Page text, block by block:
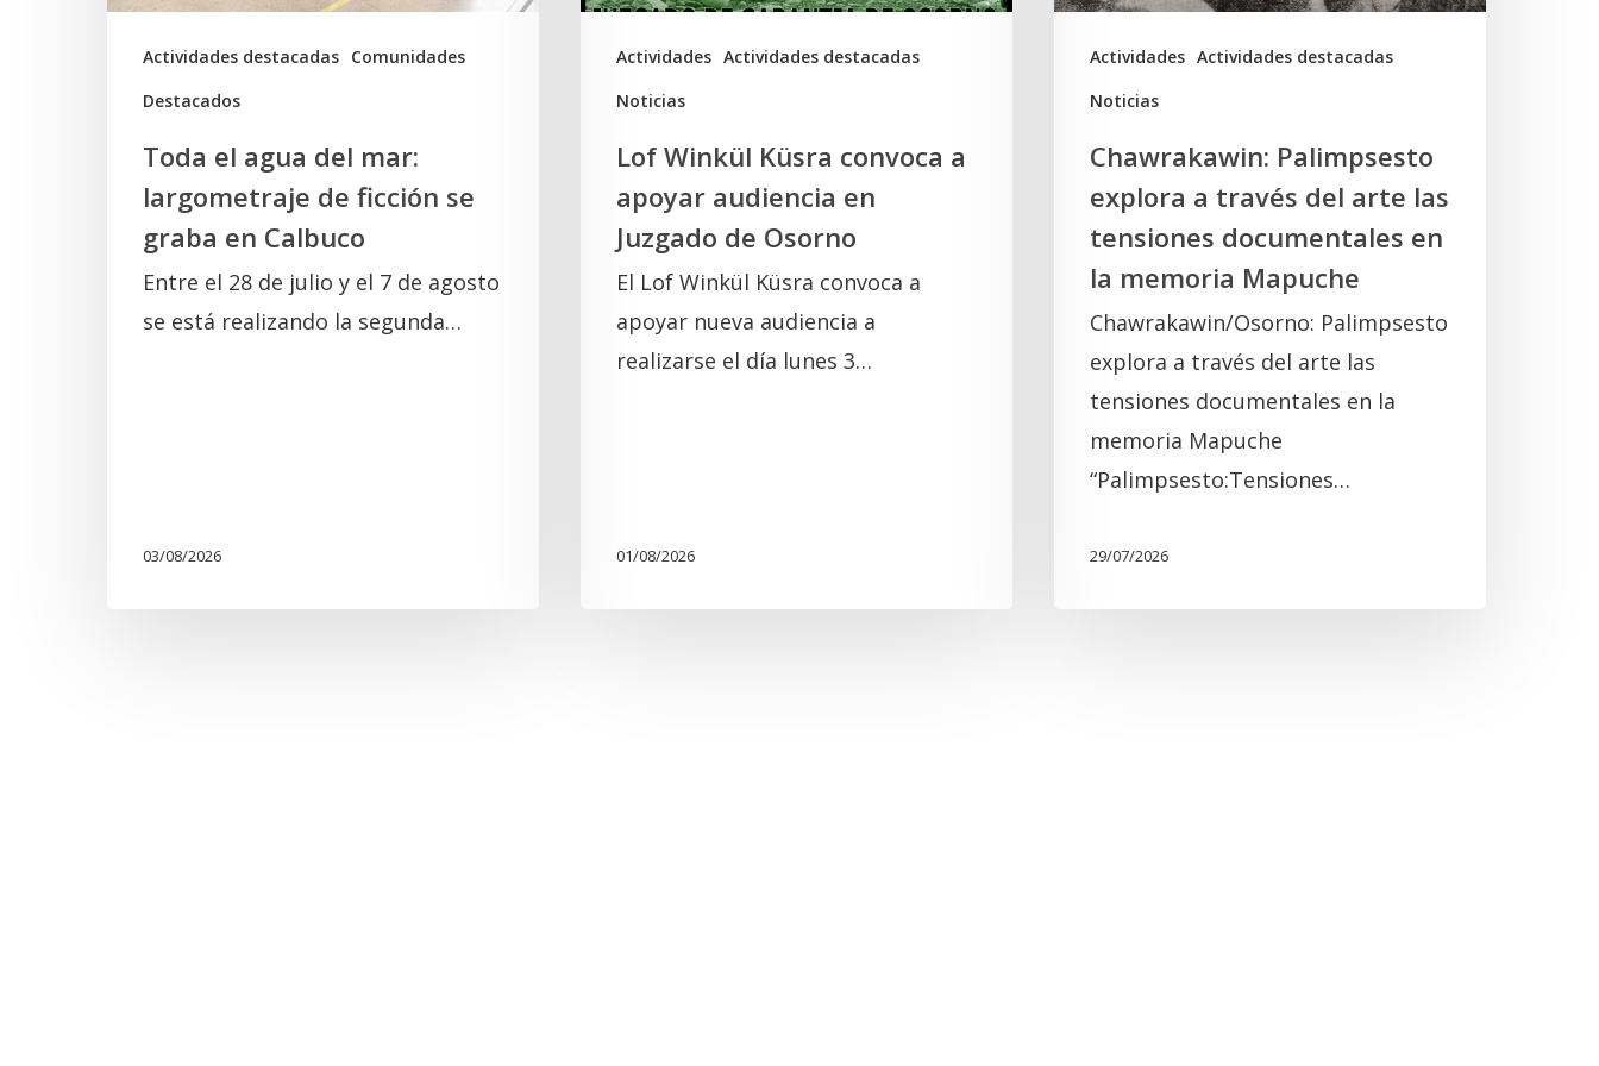
Actividades destacadas Comunidades
Destacados
ficción
graba
Calbuco
Toda el agua del mar:
largometraje de ficción se
graba en Calbuco
Entre el 28 de julio y el 7 de agosto
se está realizando la segunda…
03/08/2026
Actividades Actividades destacadas
Noticias
en
Juzgado
Lof Winkül Küsra convoca a
apoyar audiencia en
Juzgado de Osorno
El Lof Winkül Küsra convoca a
apoyar nueva audiencia a
realizarse el día lunes 3…
01/08/2026
Actividades Actividades destacadas
Noticias
las
tensiones
documentales
memoria
Mapuche
Chawrakawin: Palimpsesto
explora a través del arte las
tensiones documentales en
la memoria Mapuche
Chawrakawin/Osorno: Palimpsesto
explora a través del arte las
tensiones documentales en la
memoria Mapuche
“Palimpsesto:Tensiones…
29/07/2026